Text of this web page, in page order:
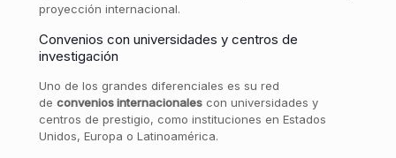
proyección internacional.
Convenios con universidades y centros de
investigación
Uno de los grandes diferenciales es su red
de convenios internacionalescon universidades y
centros de prestigio, como instituciones en Estados
Unidos, Europa o Latinoamérica.